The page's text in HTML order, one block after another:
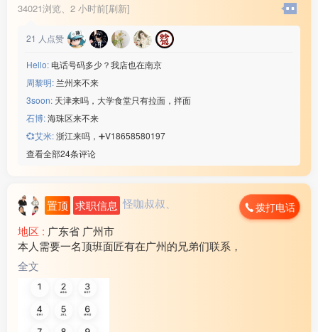
34021浏览、 2 小时前[刷新]
21 人点赞
Hello: 电话号码多少？我店也在南京
周黎明: 兰州来不来
3soon: 天津来吗，大学食堂只有拉面，拌面
石博:海珠区来不来
💞艾米:浙江来吗，➕V18658580197
查看全部24条评论
置顶 求职信息 怪咖叔叔、 拨打电话
地区 : 广东省 广州市
本人需要一名顶班面匠有在广州的兄弟们联系，
全文